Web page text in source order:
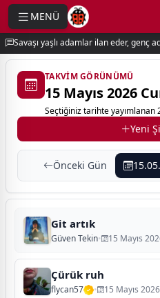
MENÜ
Savaşı yaşlı adamlar ilan eder, genç
TAKVIM GÖRÜNÜMÜ
15 Mayıs 2026
Seçtiğiniz tarihte
Yeni
Önceki Gün
Git artık
Güven Tekin• 15 Mayıs
Çürük ruh
flycan57 • 15 Mayıs
menu